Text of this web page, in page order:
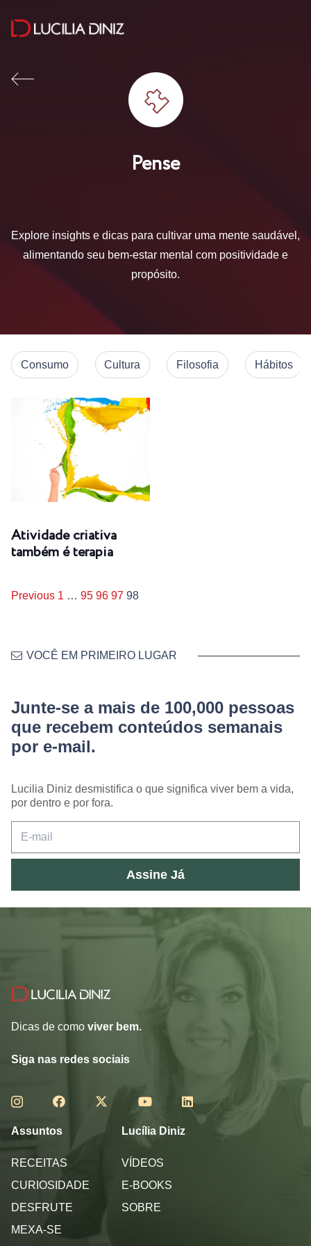
Pense
Explore insights e dicas para cultivar uma mente saudável,
alimentando seu bem-estar mental com positividade e
propósito.
Consumo Cultura Filosofia Hábitos
Atividade criativa
também é terapia
Previous 1 … 95 96 97 98
VOCÊ EM PRIMEIRO LUGAR
Junte-se a mais de 100,000 pessoas
que recebem conteúdos semanais
por e-mail.
Lucilia Diniz desmistifica o que significa viver bem a vida,
por dentro e por fora.
Assine Já
Dicas de como viver bem.
Siga nas redes sociais
Assuntos
RECEITAS
CURIOSIDADE
DESFRUTE
MEXA-SE
Lucília Diniz
VÍDEOS
E-BOOKS
SOBRE